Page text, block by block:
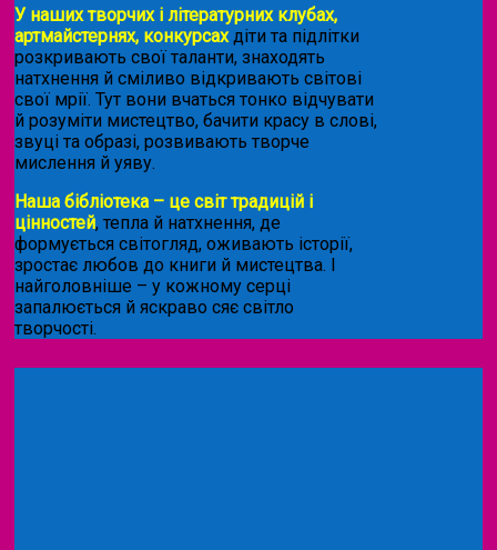
У наших творчих і літературних клубах,
артмайстернях, конкурсахдіти та підлітки
розкривають свої таланти, знаходять
натхнення й сміливо відкривають світові
свої мрії. Тут вони вчаться тонко відчувати
й розуміти мистецтво, бачити красу в слові,
звуці та образі, розвивають творче
мислення й уяву.
Наша бібліотека – це світ традицій і
цінностей, тепла й натхнення, де
формується світогляд, оживають історії,
зростає любов до книги й мистецтва. І
найголовніше – у кожному серці
запалюється й яскраво сяє світло
творчості.